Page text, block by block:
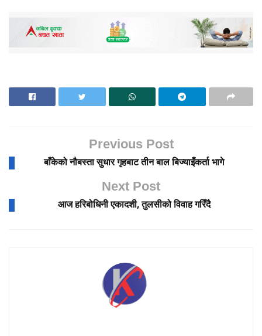
Previous Post
बाँकेको नौबस्ता सुधार गृहबाट तीन बाल बिज्याइँकर्ता भागे
Next Post
आज हरिबोधिनी एकादशी, तुलसीको विवाह गरिँदै